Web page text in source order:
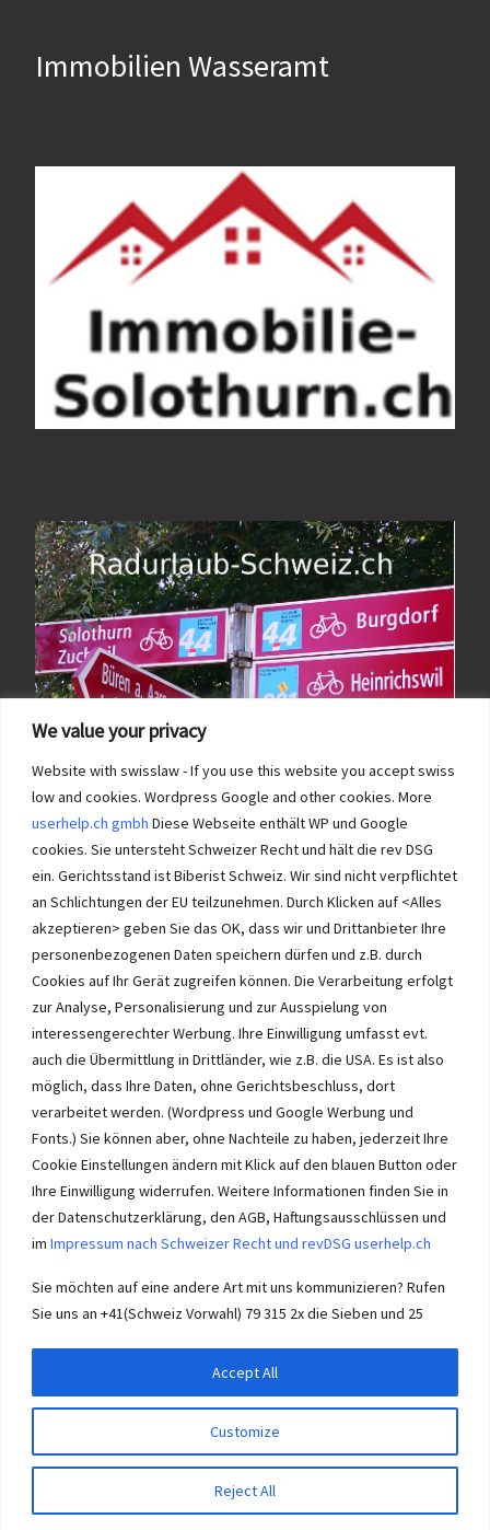
We value your privacy
Website with swisslaw - If you use this website you accept swiss
low and cookies. Wordpress Google and other cookies. More
userhelp.ch gmbh Diese Webseite enthält WP und Google
cookies. Sie untersteht Schweizer Recht und hält die rev DSG
ein. Gerichtsstand ist Biberist Schweiz. Wir sind nicht verpflichtet
an Schlichtungen der EU teilzunehmen. Durch Klicken auf <Alles
akzeptieren> geben Sie das OK, dass wir und Drittanbieter Ihre
personenbezogenen Daten speichern dürfen und z.B. durch
Cookies auf Ihr Gerät zugreifen können. Die Verarbeitung erfolgt
zur Analyse, Personalisierung und zur Ausspielung von
interessengerechter Werbung. Ihre Einwilligung umfasst evt.
auch die Übermittlung in Drittländer, wie z.B. die USA. Es ist also
möglich, dass Ihre Daten, ohne Gerichtsbeschluss, dort
verarbeitet werden. (Wordpress und Google Werbung und
Fonts.) Sie können aber, ohne Nachteile zu haben, jederzeit Ihre
Cookie Einstellungen ändern mit Klick auf den blauen Button oder
Ihre Einwilligung widerrufen. Weitere Informationen finden Sie in
der Datenschutzerklärung, den AGB, Haftungsausschlüssen und
im Impressum nach Schweizer Recht und revDSG userhelp.ch
Sie möchten auf eine andere Art mit uns kommunizieren? Rufen
Sie uns an +41(Schweiz Vorwahl) 79 315 2x die Sieben und 25
Customize
Reject All
Accept All
Immobilien Wasseramt
Immobilien im Wasseramt haben bei Immobilie-Solothurn.ch
Vorrang und die besten Konditionen beim Verkauf. Kein Immobilien
Verkauf im Wasseramt ohne unsere Offerte. Bei uns wählen Sie,
Immobilien selber verkaufen mit unserer Beratung? Auch das geht!
Immobilie Solothurn-immo-chWasseramt.ch Impressum
Impressum userhelp.ch Biberist
© 2026Wasseramt SO– Alle Rechte vorbehalten
– Entworfen mit dem